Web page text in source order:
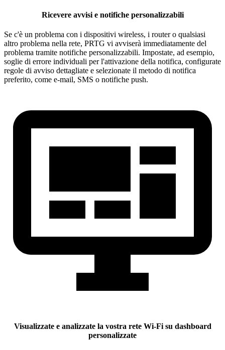
Ricevere avvisi e notifiche personalizzabili
Se c'è un problema con i dispositivi wireless, i router o qualsiasi
altro problema nella rete, PRTG vi avviserà immediatamente del
problema tramite notifiche personalizzabili. Impostate, ad esempio,
soglie di errore individuali per l'attivazione della notifica, configurate
regole di avviso dettagliate e selezionate il metodo di notifica
preferito, come e-mail, SMS o notifiche push.
Visualizzate e analizzate la vostra rete Wi-Fi su dashboard
personalizzate